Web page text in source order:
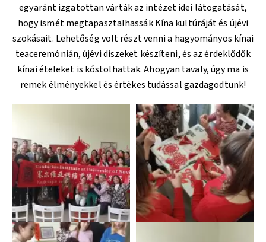
egyaránt izgatottan várták az intézet idei látogatását,
hogy ismét megtapasztalhassák Kína kultúráját és újévi
szokásait. Lehetőség volt részt venni a hagyományos kínai
teaceremónián, újévi díszeket készíteni, és az érdeklődők
kínai ételeket is kóstolhattak. Ahogyan tavaly, úgy ma is
remek élményekkel és értékes tudással gazdagodtunk!